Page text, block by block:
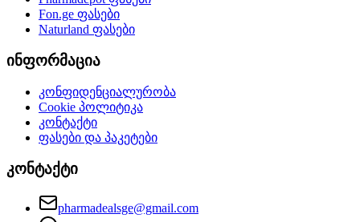
Fon.ge ფასები
Naturland ფასები
ინფორმაცია
კონფიდენციალურობა
Cookie პოლიტიკა
კონტაქტი
ფასები და პაკეტები
კონტაქტი
pharmadealsge@gmail.com